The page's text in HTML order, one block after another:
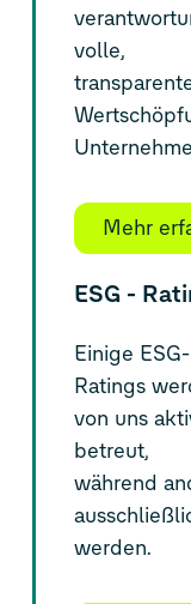
volle,
Mehr
ESG -
Einige ESG-
Ratings
von uns
betreut,
während
werden.